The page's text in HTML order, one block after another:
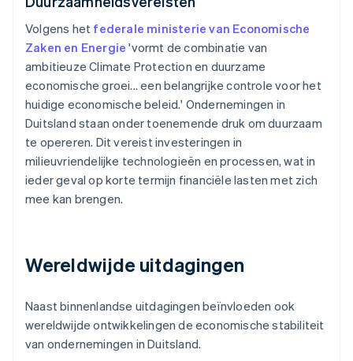
Volgens het federale ministerie van Economische
Zaken en Energie 'vormt de combinatie van
ambitieuze Climate Protection en duurzame
economische groei... een belangrijke controle voor het
huidige economische beleid.' Ondernemingen in
Duitsland staan onder toenemende druk om duurzaam
te opereren. Dit vereist investeringen in
milieuvriendelijke technologieën en processen, wat in
ieder geval op korte termijn financiële lasten met zich
mee kan brengen.
Wereldwijde uitdagingen
Naast binnenlandse uitdagingen beïnvloeden ook
wereldwijde ontwikkelingen de economische stabiliteit
van ondernemingen in Duitsland.